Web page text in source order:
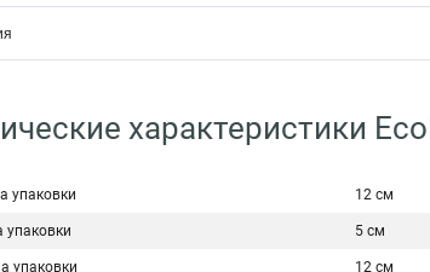
характеристики
упаковки 12 см
упаковки 5 см
упаковки 12 см